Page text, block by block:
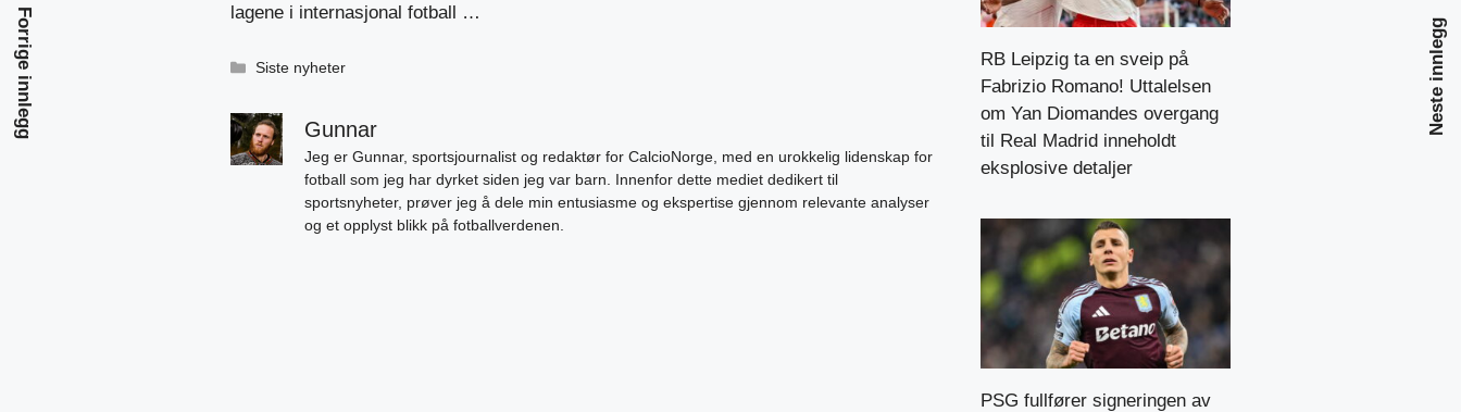
lagene i internasjonal fotball …
Kategorier
Siste nyheter
Gunnar
Jeg er Gunnar, sportsjournalist og redaktør for CalcioNorge, med en urokkelig lidenskap for
fotball som jeg har dyrket siden jeg var barn. Innenfor dette mediet dedikert til
sportsnyheter, prøver jeg å dele min entusiasme og ekspertise gjennom relevante analyser
og et opplyst blikk på fotballverdenen.
Forrige innlegg Neste innlegg
RB Leipzig ta en sveip på
Fabrizio Romano! Uttalelsen
om Yan Diomandes overgang
til Real Madrid inneholdt
eksplosive detaljer
PSG fullfører signeringen av